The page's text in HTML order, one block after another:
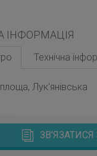
ІНФОРМАЦІЯ
Технічна
Лук'янівська